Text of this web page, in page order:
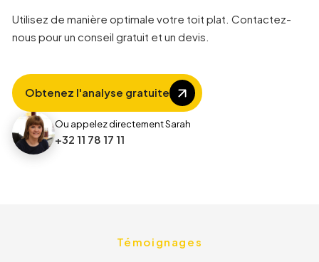
13
8
3
3
5
8
3
5
8
Utilisez de manière optimale votre toit plat. Contactez-
nous pour un conseil gratuit et un devis.
Obtenez l'analyse gratuite
Ou appelez directement Sarah
+32 11 78 17 11
Témoignages